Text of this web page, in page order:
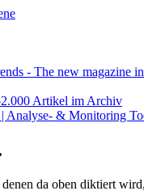
- The new magazine
Artikel im Archiv
da oben diktiert